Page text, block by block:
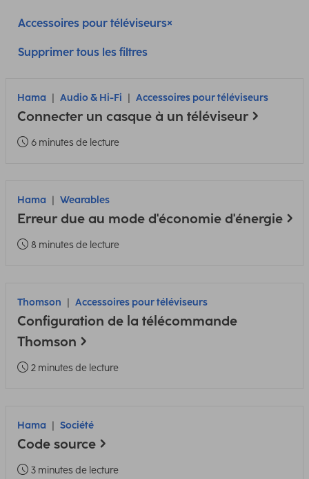
Accessoires pour téléviseurs
Supprimer tous les filtres
Hama Audio & Hi-Fi Accessoires pour téléviseurs
Connecter un casque à un téléviseur
6 minutes de lecture
Hama Wearables
Erreur due au mode d'économie d'énergie
8 minutes de lecture
Thomson Accessoires pour téléviseurs
Configuration de la télécommande
Thomson
2 minutes de lecture
Hama Société
Code source
3 minutes de lecture